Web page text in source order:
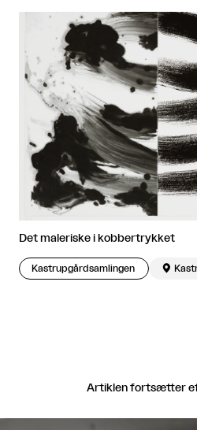
Det maleriske i kobbertrykket
Kastrupgårdsamlingen 
Artiklen fortsætter